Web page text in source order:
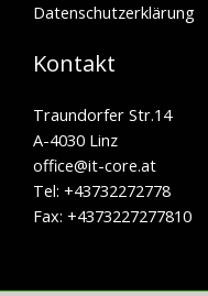
Datenschutzerklärung
Kontakt
Traundorfer Str.14
A-4030 Linz
office@it-core.at​
Tel: +43732272778
Fax: +4373227277810